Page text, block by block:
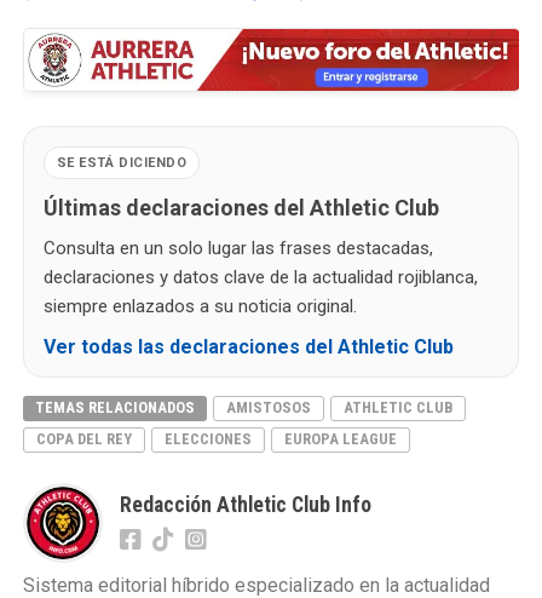
SE ESTÁ DICIENDO
Últimas declaraciones del Athletic Club
Consulta en un solo lugar las frases destacadas,
declaraciones y datos clave de la actualidad rojiblanca,
siempre enlazados a su noticia original.
Ver todas las declaraciones del Athletic Club
TEMAS RELACIONADOS AMISTOSOS
ATHLETIC CLUB
COPA DEL REY
ELECCIONES EUROPA LEAGUE
Redacción Athletic Club Info
Sistema editorial híbrido especializado en la actualidad